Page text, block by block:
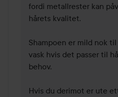
fordi metallrester kan
hårets kvalitet.
Shampoen er mild nok
vask hvis det passer til
behov.
Hvis du derimot er ute